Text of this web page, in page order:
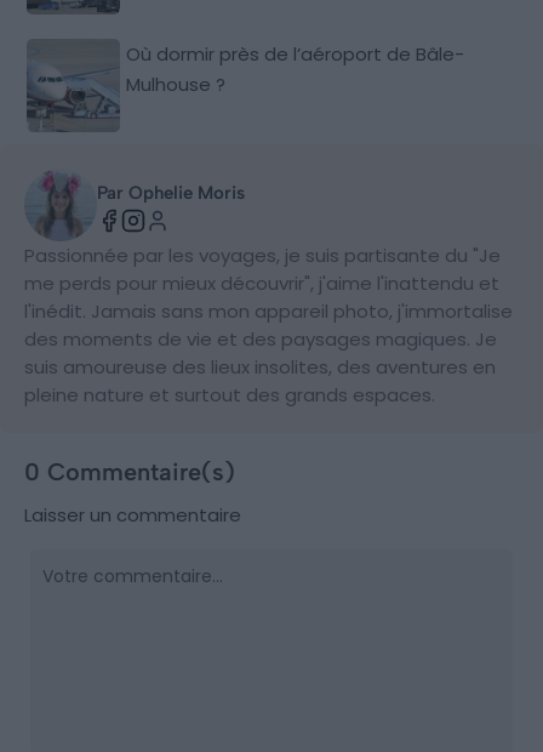
Où dormir près de l’aéroport de Bâle-
Mulhouse ?
Par Ophelie Moris
Passionnée par les voyages, je suis partisante du "Je
me perds pour mieux découvrir", j'aime l'inattendu et
l'inédit. Jamais sans mon appareil photo, j'immortalise
des moments de vie et des paysages magiques. Je
suis amoureuse des lieux insolites, des aventures en
pleine nature et surtout des grands espaces.
0 Commentaire(s)
Laisser un commentaire